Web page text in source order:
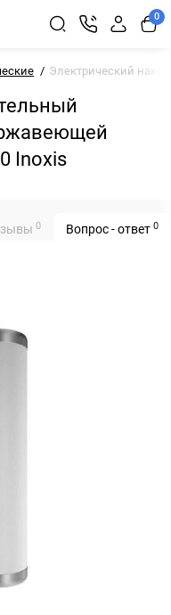
0
Электрический
Inoxis
0 Вопрос - ответ 0